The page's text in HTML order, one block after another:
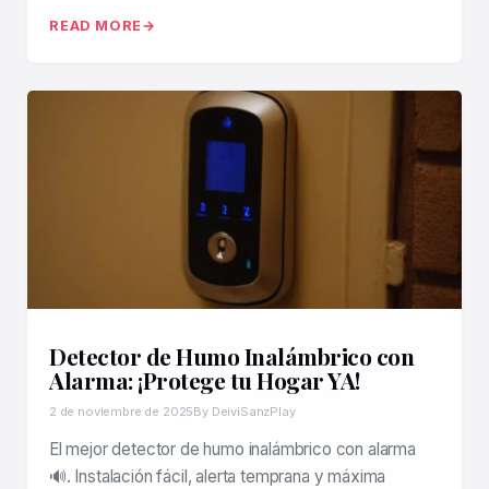
READ MORE
Detector de Humo Inalámbrico con
Alarma: ¡Protege tu Hogar YA!
2 de noviembre de 2025By DeiviSanzPlay
El mejor detector de humo inalámbrico con alarma
🔊. Instalación fácil, alerta temprana y máxima